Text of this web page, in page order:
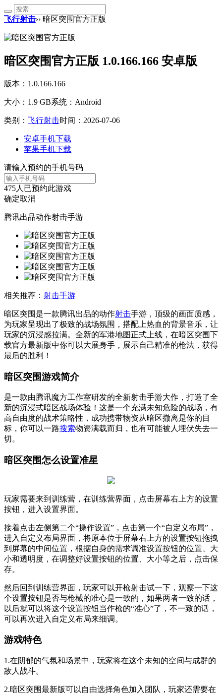
飞行射击›› 暗区突围官方正版
暗区突围官方正版 1.0.166.166 安卓版
版本：1.0.166.166
大小：1.9 GB系统：Android
类别： 飞行射击时间：2026-07-06
安卓手机下载
苹果手机下载
请输入预约的手机号码
475人已预约此游戏
确定取消
腾讯出品动作射击手游
相关推荐： 射击手游
暗区突围是一款腾讯出品的动作射击手游，顶级的画面质感，
为玩家呈现出了极致的战场氛围，搭配上热血的背景音乐，让
玩家的沉浸感拉满。全新的军港地图正式上线，在暗区突围下
载官方最新版中你可以大展身手，展示自己精准的枪法，获得
最后的胜利！
暗区突围游戏简介
是一款由腾讯魔方工作室研发的全新射击手游大作，打造了全
新的沉浸式暗区战场体验！这是一个充满未知危险的战场，有
高自由度的战术策略性，成功携带物资从暗区撤离是你的目
标，你可以一路搜索物资满载而归，也有可能被人埋伏失去一
切。
暗区突围怎么设置准星
玩家需要来到训练营，在训练营界面，点击屏幕右上方的设置
按钮，进入设置界面。
接着点击左侧第二个“操作设置”，点击第一个“自定义布局”，
进入自定义布局界面，将原本位于屏幕右上方的设置按钮拖拽
到屏幕的中间位置，根据自身的需求调准设置按钮的位置、大
小和透明度，在调整好设置按钮的位置、大小等之后，点击保
存。
然后回到训练营界面，玩家可以开枪射击试一下，观察一下这
个设置按钮是否与枪械的准心是一致的，如果两者一致的话，
以后就可以将这个设置按钮当作枪的“准心”了，不一致的话，
可以再次进入自定义布局来细调。
游戏特色
1.在阴郁的气氛和场景中，玩家将在这个未知的空间与成群的
敌人战斗。
2.暗区突围最新版可以自由选择角色加入团队，玩家还需要在